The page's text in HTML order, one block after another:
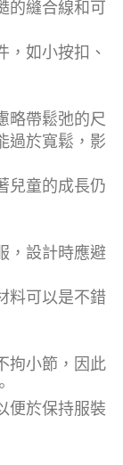
的縫合線和可
，如小按扣、
略帶鬆弛的尺
過於寬鬆，影
兒童的成長仍
，設計時應避
料可以是不錯
拘小節，因此
便於保持服裝